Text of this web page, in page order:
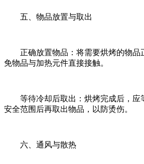
五、物品放置与取出
正确放置物品：将需要烘烤的物品
免物品与加热元件直接接触。
等待冷却后取出：烘烤完成后，应
安全范围后再取出物品，以防烫伤。
六、通风与散热